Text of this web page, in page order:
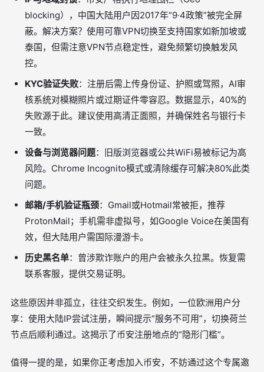
blocking），中国大陆用户因2017年“9·4政策”被完全屏
蔽。解决方案？使用可靠VPN切换至支持国家如新加坡或
泰国，但需注意VPN节点稳定性，避免频繁切换触发风
控。
KYC验证失败：注册后需上传身份证、护照或驾照，AI审
核系统对模糊照片或过期证件零容忍。数据显示，40%的
失败源于此。建议使用高清正面照，并确保姓名与银行卡
一致。
设备与浏览器问题：旧版浏览器或公共WiFi易被标记为高
风险。Chrome Incognito模式或清除缓存可解决80%此类
问题。
邮箱/手机验证瓶颈：Gmail或Hotmail常被拒，推荐
ProtonMail；手机需非虚拟号，如Google Voice在美国有
效，但大陆用户需国际漫游卡。
历史黑名单：曾涉欺诈账户的用户会被永久拉黑。恢复需
联系客服，提供交易证明。
这些原因并非孤立，往往交织发生。例如，一位欧洲用户分
享：使用大陆IP尝试注册，瞬间提示“服务不可用”，切换荷兰
节点后顺利通过。这揭示了币安注册地点的“隐形门槛”。
值得一提的是，如果你正考虑加入币安，不妨通过这个专属邀